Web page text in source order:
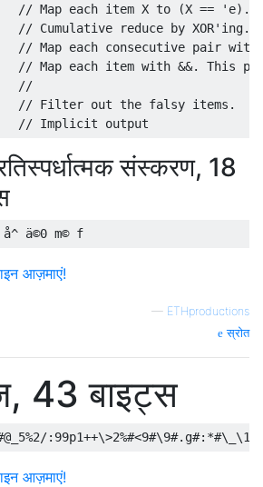
// Map each item X to (X ==
// Cumulative reduce by
// Map each consecutive pair
// Map each item with &&. This
//
// Filter out the falsy
संस्करण, 18
आज़माएं!
— ETHproductions
स्रोत
43 बाइट्स
आज़माएं!